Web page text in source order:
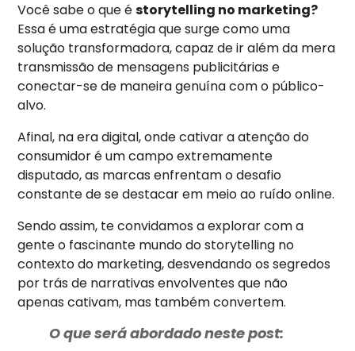
Você sabe o que éstorytelling no marketing?
Essa é uma estratégia que surge como uma
solução transformadora, capaz de ir além da mera
transmissão de mensagens publicitárias e
conectar-se de maneira genuína com o público-
alvo.
Afinal, na era digital, onde cativar a atenção do
consumidor é um campo extremamente
disputado, as marcas enfrentam o desafio
constante de se destacar em meio ao ruído online.
Sendo assim, te convidamos a explorar com a
gente o fascinante mundo do storytelling no
contexto do marketing, desvendando os segredos
por trás de narrativas envolventes que não
apenas cativam, mas também convertem.
O que será abordado neste post: